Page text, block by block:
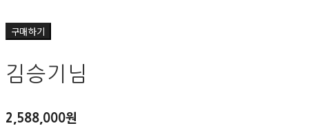
구매하기
김승기님
2,588,000원